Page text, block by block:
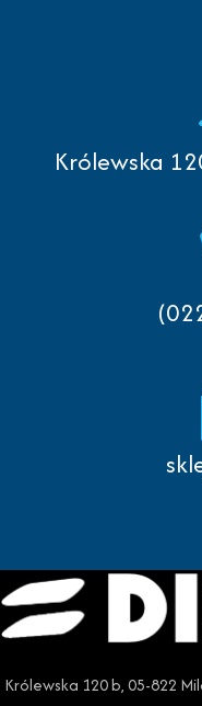
Królewska
Królewska 120 b, 05-822